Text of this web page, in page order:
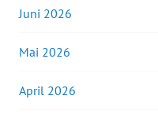
Juni 2026
Mai 2026
April 2026